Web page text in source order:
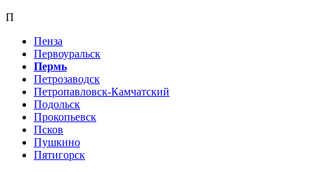
П
Пенза
Первоуральск
Пермь
Петрозаводск
Петропавловск-Камчатский
Подольск
Прокопьевск
Псков
Пушкино
Пятигорск